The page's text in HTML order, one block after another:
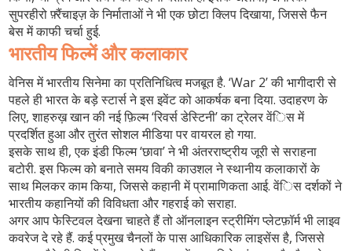
सुपरहीरो फ़्रैंचाइज़ के निर्माताओं ने भी एक छोटा क्लिप दिखाया, जिससे फैन
बेस में काफी चर्चा हुई.
भारतीय फिल्में और कलाकार
वेनिस में भारतीय सिनेमा का प्रतिनिधित्व मजबूत है. ‘War 2’ की भागीदारी से
पहले ही भारत के बड़े स्टार्स ने इस इवेंट को आकर्षक बना दिया. उदाहरण के
लिए, शाहरुख़ खान की नई फ़िल्म ‘रिवर्स डेस्टिनी’ का ट्रेलर वेंिस में
प्रदर्शित हुआ और तुरंत सोशल मीडिया पर वायरल हो गया.
इसके साथ ही, एक इंडी फिल्म ‘छावा’ ने भी अंतरराष्ट्रीय जूरी से सराहना
बटोरी. इस फिल्म को बनाते समय विकी काउशल ने स्थानीय कलाकारों के
साथ मिलकर काम किया, जिससे कहानी में प्रामाणिकता आई. वेंिस दर्शकों ने
भारतीय कहानियों की विविधता और गहराई को सराहा.
अगर आप फेस्टिवल देखना चाहते हैं तो ऑनलाइन स्ट्रीमिंग प्लेटफ़ॉर्म भी लाइव
कवरेज दे रहे हैं. कई प्रमुख चैनलों के पास आधिकारिक लाइसेंस है, जिससे